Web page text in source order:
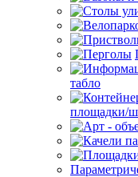
табло
площадки/